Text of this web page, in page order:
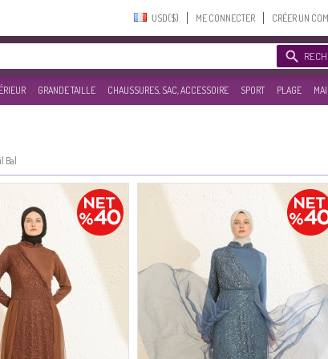
USD($)‎ ME CONNECTER CRÉER UN
GRANDE TAILLE CHAUSSURES, SAC, ACCESSOIRE SPORT PLAGE
Bal